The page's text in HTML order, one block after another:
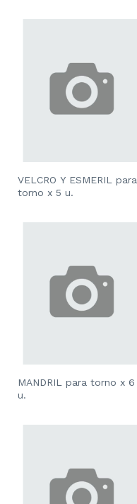
VELCRO Y ESMERIL para
torno x 5 u.
MANDRIL para torno x 6
u.